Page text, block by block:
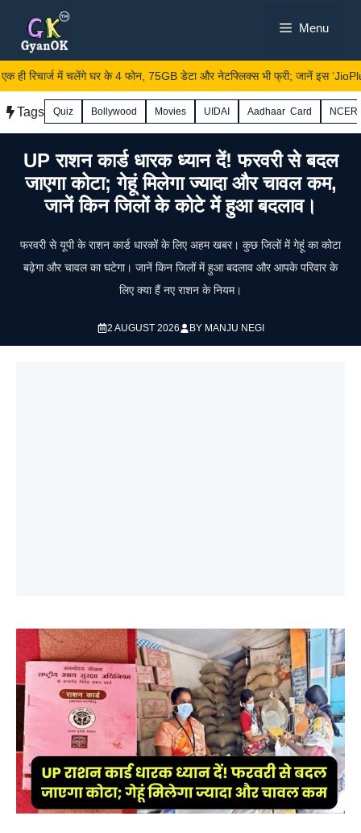
content
Menu
ही रिचार्ज में चलेंगे घर के 4 फोन, 75GB डेटा और नेटफ्लिक्स भी फ्री; जानें इस ‘JioPlus’
Tags Quiz Bollywood Movies UIDAI Aadhaar Card
UP राशन कार्ड धारक ध्यान दें! फरवरी से बदल
जाएगा कोटा; गेहूं मिलेगा ज्यादा और चावल कम,
जानें किन जिलों के कोटे में हुआ बदलाव।
फरवरी से यूपी के राशन कार्ड धारकों के लिए अहम खबर। कुछ जिलों में गेहूं का कोटा
बढ़ेगा और चावल का घटेगा। जानें किन जिलों में हुआ बदलाव और आपके परिवार के
लिए क्या हैं नए राशन के नियम।
2 AUGUST 2026 BY MANJU NEGI